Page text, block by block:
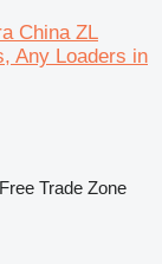
China ZL
Any Loaders in
Trade Zone